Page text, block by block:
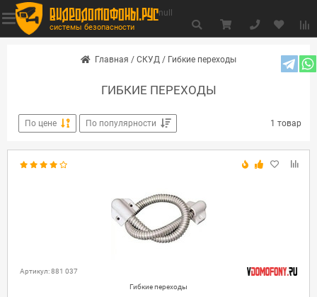
видеодомофоны.рус
системы безопасности
null
Главная / СКУД / Гибкие переходы
ГИБКИЕ ПЕРЕХОДЫ
По цене По популярности 1 товар
Артикул: 881 037
Гибкие переходы